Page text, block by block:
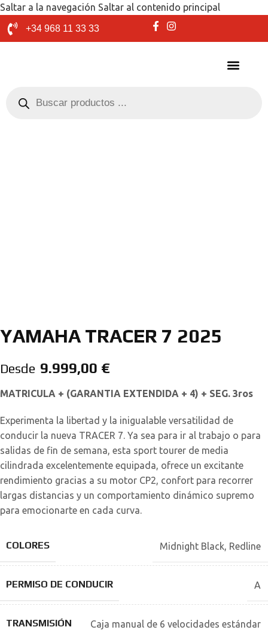
Saltar a la navegación Saltar al contenido principal
+34 968 11 33 33
YAMAHA TRACER 7 2025
Desde 9.999,00 €
MATRICULA + (GARANTIA EXTENDIDA + 4) + SEG. 3ros
Experimenta la libertad y la inigualable versatilidad de
conducir la nueva TRACER 7. Ya sea para ir al trabajo o para
salidas de fin de semana, esta sport tourer de media
cilindrada excelentemente equipada, ofrece un excitante
rendimiento gracias a su motor CP2, confort para recorrer
largas distancias y un comportamiento dinámico supremo
para emocionarte en cada curva.
COLORES Midnight Black Redline
PERMISO DE CONDUCIR A
TRANSMISIÓN Caja manual de 6 velocidades estándar